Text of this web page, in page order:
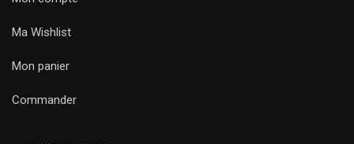
Ma Wishlist
Mon panier
Commander